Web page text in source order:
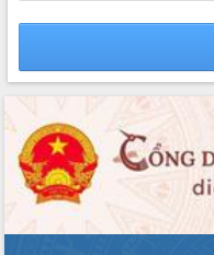
UBND CÁC XÃ, PHƯỜNG
THÔNG TIN CHỈ ĐẠO ĐIỀU HÀNH
VĂN BẢN HĐND TỈNH
ĐIỂM TIN VĂN BẢN